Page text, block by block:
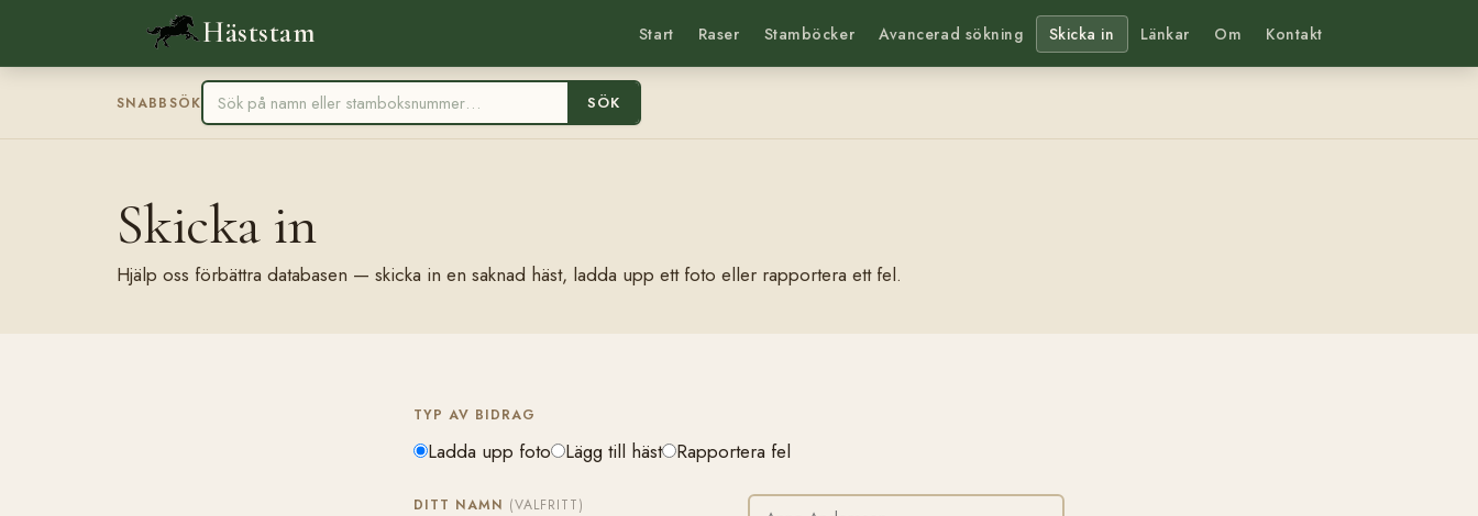
Häststam Start Raser Stamböcker Avancerad sökning Skicka in Länkar Om Kontakt
SNABBSÖK SÖK
Skicka in
Hjälp oss förbättra databasen — skicka in en saknad häst, ladda upp ett foto eller rapportera ett fel.
TYP AV BIDRAG
Ladda upp foto Lägg till häst Rapportera fel
DITT NAMN (VALFRITT)